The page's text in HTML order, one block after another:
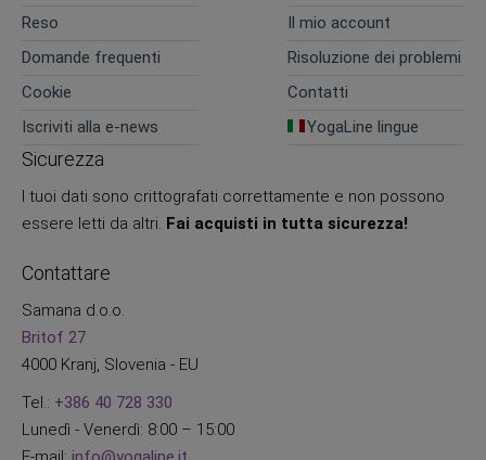
Reso
Il mio account
Domande frequenti
Risoluzione dei problemi
Cookie
Contatti
Iscriviti alla e-news
YogaLine lingue
Sicurezza
I tuoi dati sono crittografati correttamente e non possono
essere letti da altri. Fai acquisti in tutta sicurezza!
Contattare
Samana d.o.o.
Britof 27
4000 Kranj, Slovenia - EU
Tel.: +386 40 728 330
Lunedì - Venerdì: 8:00 – 15:00